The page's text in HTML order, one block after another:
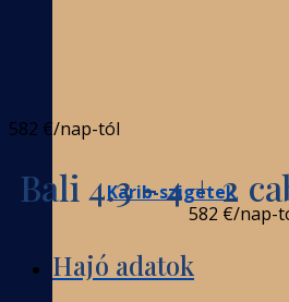
Karib-szigetek
582 €/nap-tól
Bali 4.3 - 4 + 2
582 €/nap-
Hajó adatok